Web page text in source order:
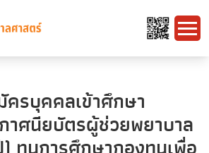
รบุคคลเข้าศึกษา
าศนียบัตรผู้ช่วยพยาบาล